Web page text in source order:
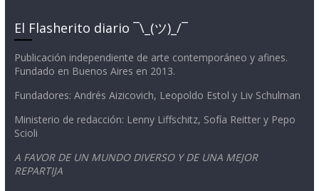
El Flasherito diario ¯\_(ツ)_/¯
Publicación independiente de arte contemporáneo y afines.
Fundado en Buenos Aires en 2013.
Fundadores: Andrés Aizicovich, Leopoldo Estol y Liv Schulman
Ministerio de redacción: Lenny Liffschitz, Sofía Reitter y Pepo
Scioli
A FAVOR DE UN MUNDO DIVERSO Y DE UNA MEJOR
REPARTIJA